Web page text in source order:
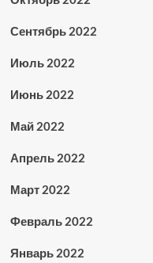
Сентябрь 2022
Июль 2022
Июнь 2022
Май 2022
Апрель 2022
Март 2022
Февраль 2022
Январь 2022